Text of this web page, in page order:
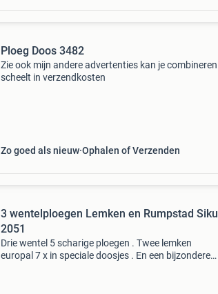
Ploeg Doos 3482
Zie ook mijn andere advertenties kan je combineren
scheelt in verzendkosten
Zo goed als nieuw Ophalen of Verzenden
3 wentelploegen Lemken en Rumpstad Siku
2051
Drie wentel 5 scharige ploegen . Twee lemken
europal 7 x in speciale doosjes . En een bijzondere